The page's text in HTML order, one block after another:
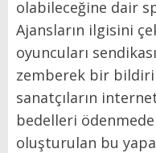
olabileceğine dair
Ajansların ilgisini
oyuncuları
zemberek bir bildiri
sanatçıların
bedelleri
oluşturulan bu